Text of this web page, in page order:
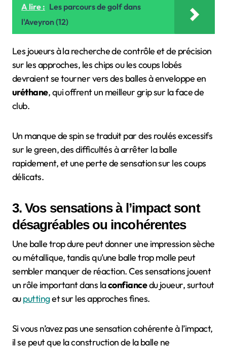
A lire : Les parcours de golf dans
l'Aveyron (12)
Les joueurs à la recherche de contrôle et de précision
sur les approches, les chips ou les coups lobés
devraient se tourner vers des balles à enveloppe en
uréthane, qui offrent un meilleur grip sur la face de
club.
Un manque de spin se traduit par des roulés excessifs
sur le green, des difficultés à arrêter la balle
rapidement, et une perte de sensation sur les coups
délicats.
3. Vos sensations à l’impact sont
désagréables ou incohérentes
Une balle trop dure peut donner une impression sèche
ou métallique, tandis qu’une balle trop molle peut
sembler manquer de réaction. Ces sensations jouent
un rôle important dans laconfiancedu joueur, surtout
auputtinget sur les approches fines.
Si vous n’avez pas une sensation cohérente à l’impact,
il se peut que la construction de la balle ne